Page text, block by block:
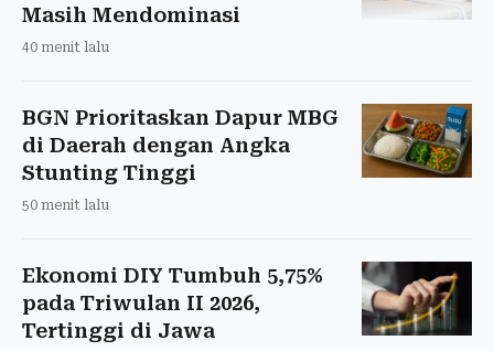
Masih Mendominasi
40 menit lalu
BGN Prioritaskan Dapur MBG
di Daerah dengan Angka
Stunting Tinggi
50 menit lalu
Ekonomi DIY Tumbuh 5,75%
pada Triwulan II 2026,
Tertinggi di Jawa